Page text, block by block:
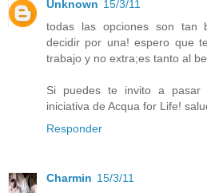
Unknown 15/3/11
todas las opciones son tan
decidir por una! espero que
trabajo y no extra;es tanto al
Si puedes te invito a
iniciativa de Acqua for Life!
Responder
Charmin 15/3/11